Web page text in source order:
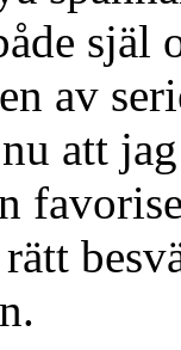
själ
av
att